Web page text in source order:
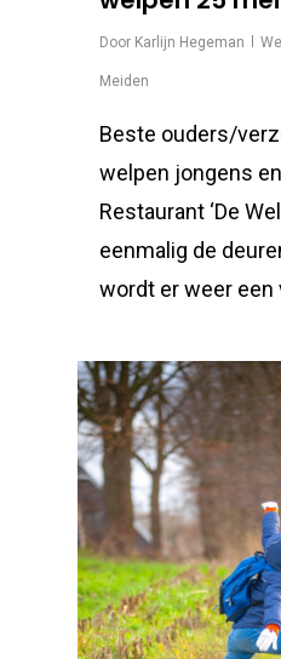
Door Karlijn Hegeman
Meiden
Beste ouders/
welpen jongens
Restaurant ‘De
eenmalig de
wordt er weer een